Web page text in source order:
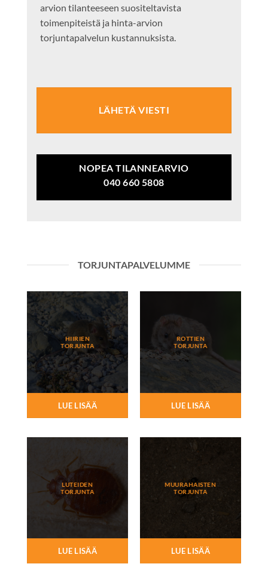
arvion tilanteeseen suositeltavista
toimenpiteistä ja hinta-arvion
torjuntapalvelun kustannuksista.
LÄHETÄ VIESTI
NOPEA TILANNEARVIO
040 660 5808
TORJUNTAPALVELUMME
HIIRIEN
TORJUNTA
LUE LISÄÄ
ROTTIEN
TORJUNTA
LUE LISÄÄ
LUTEIDEN
TORJUNTA
LUE LISÄÄ
MUURAHAISTEN
TORJUNTA
LUE LISÄÄ